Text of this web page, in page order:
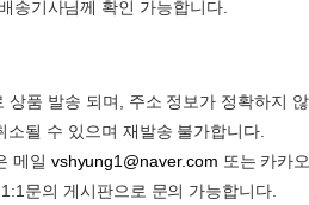
송기사님께 확인 가능합니다.
품 발송 되며, 주소 정보가 정확하지 않
소될 수 있으며 재발송 불가합니다.
메일 vshyung1@naver.com 또는 카카
문의 게시판으로 문의 가능합니다.